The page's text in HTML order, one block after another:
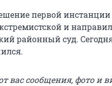
первой
и
районный суд.
вас сообщения, фото и